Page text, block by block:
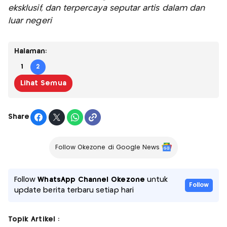
eksklusif, dan terpercaya seputar artis dalam dan
luar negeri
Halaman:
1 2
Lihat Semua
Share
Follow Okezone di Google News
FollowWhatsApp Channel Okezone untuk
update berita terbaru setiap hari
Follow
Topik Artikel :